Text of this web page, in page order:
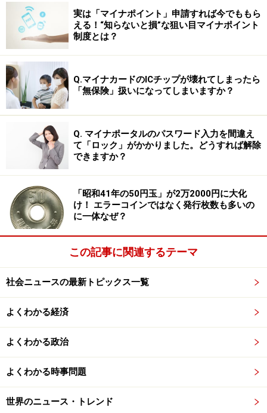
ところで、「名ばかり管理職」への残業代支給に踏み切
ったのは、外食産業の同社だけではありません。セブン
－イレブン・ジャパンやAOKIホールディングス（紳士
服）など、流通業界では上記判決を機に、方針転換する
企業が相次いでいます。そこで、「名ばかり管理職」と
はどんな人たち？ どれほど過酷な労働を強いられてい
るの？ →次のページへ
※記事内容は執筆時点のものです。最新の内容をご確認くださ
い。
1/3 次のページへ
実は「マイナポイント」申請すれば今でももら
える！“知らないと損”な狙い目マイナポイント
制度とは？
Q.マイナカードのICチップが壊れてしまったら
「無保険」扱いになってしまいますか？
Q. マイナポータルのパスワード入力を間違え
て「ロック」がかかりました。どうすれば解除
できますか？
「昭和41年の50円玉」が2万2000円に大化
け！ エラーコインではなく発行枚数も多いの
に一体なぜ？
この記事に関連するテーマ
社会ニュースの最新トピックス一覧
よくわかる経済
よくわかる政治
よくわかる時事問題
世界のニュース・トレンド